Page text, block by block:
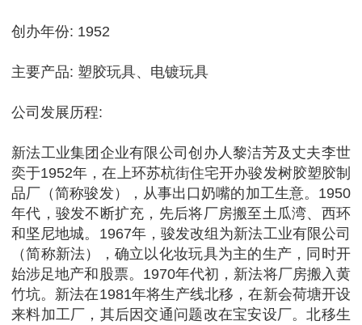
创办年份: 1952
主要产品: 塑胶玩具、电镀玩具
公司发展历程:
新法工业集团企业有限公司创办人黎洁芳及丈夫李世
奕于1952年，在上环苏杭街住宅开办骏发树胶塑胶制
品厂（简称骏发），从事出口奶嘴的加工生意。1950
年代，骏发不断扩充，先后将厂房搬至土瓜湾、西环
和坚尼地城。1967年，骏发改组为新法工业有限公司
（简称新法），确立以化妆玩具为主的生产，同时开
始涉足地产和股票。1970年代初，新法将厂房搬入黄
竹坑。新法在1981年将生产线北移，在新会荷塘开设
来料加工厂，其后因交通问题改在宝安设厂。北移生